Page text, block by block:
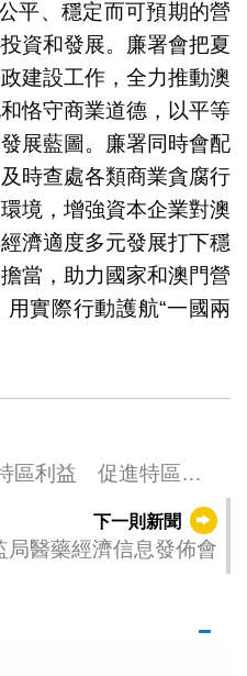
平、穩定而可預期的營
資和發展。廉署會把夏
建設工作，全力推動澳
恪守商業道德，以平等
展藍圖。廉署同時會配
時查處各類商業貪腐行
境，增強資本企業對澳
濟適度多元發展打下穩
當，助力國家和澳門營
實際行動護航“一國兩
區利益 促進特區高
下一則新聞
局醫藥經濟信息發佈會